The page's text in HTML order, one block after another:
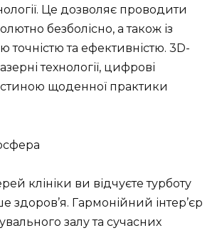
Це дозволяє проводити
безболісно, а також із
точністю та ефективністю. 3D-
технології, цифрові
щоденної практики
клініки ви відчуєте турботу
здоров’я. Гармонійний інтер’єр
залу та сучасних